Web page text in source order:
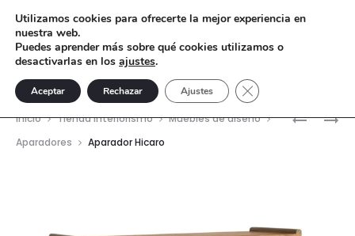
CÓMODA
Inicio Tienda interiorismo
Muebles de diseño
Aparadores
Aparador Hicaro
Utilizamos cookies para ofrecerte la mejor experiencia en
nuestra web.
Puedes aprender más sobre qué cookies utilizamos o
desactivarlas en los ajustes.
Aceptar Rechazar Ajustes Cerrar el banner de